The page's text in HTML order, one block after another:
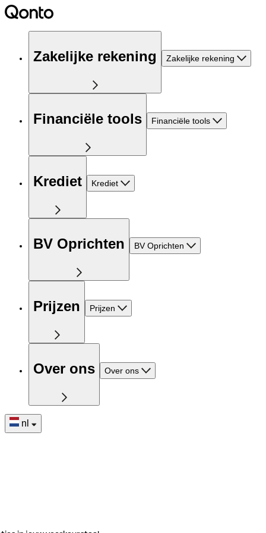
Zakelijke rekening Zakelijke rekening
Financiële tools Financiële tools
Krediet Krediet
BV Oprichten BV Oprichten
Prijzen Prijzen
Over ons Over ons
nl